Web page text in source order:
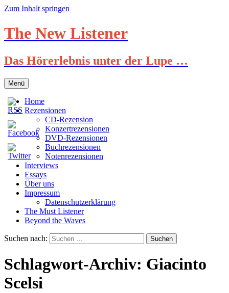
Zum Inhalt springen
The New Listener
Das Hörerlebnis unter der Lupe …
Menü
Home
Rezensionen
CD-Rezension
Konzertrezensionen
DVD-Rezensionen
Buchrezensionen
Notenrezensionen
Interviews
Essays
Über uns
Impressum
Datenschutzerklärung
The Must Listener
Beyond the Waves
Suchen nach:
Schlagwort-Archiv: Giacinto
Scelsi